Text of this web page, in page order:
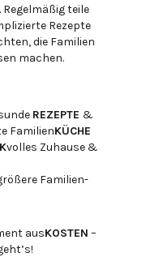
. Regelmäßig teile
Rezepte
die Familien
machen.
REZEPTE &
FamilienKÜCHE
volles Zuhause &
Familien-
ausKOSTEN –